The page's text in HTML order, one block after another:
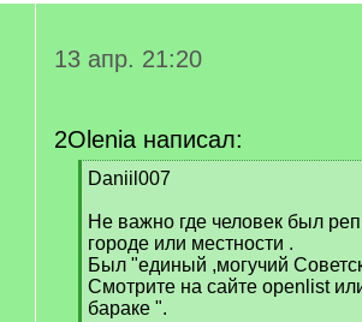
13 апр. 21:20
2Olenia написал:
[
]
Daniil007
Не важно где человек был
городе или местности .
Был "единый ,могучий
Смотрите на сайте openlist
бараке ".